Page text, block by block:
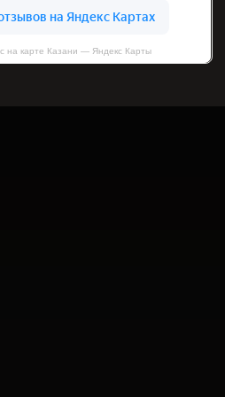
на карте Казани — Яндекс Карты